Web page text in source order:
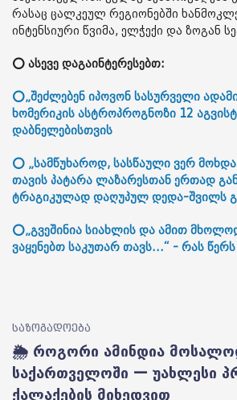
რასაც ცალკეულ რეგიონებში
ინტენსიური წვიმა, ელჭექი და ზოგან
⭕ ასევე დაგაინტერესებთ:
⭕„შეძლებენ იპოვონ სასურველი
ხომერიკის ასტროპროგნოზი 12
დაბნელებისთვის
⭕ „სამწუხაროდ, სასწაული ვერ
თავის პატარა ლაზარესთან ერთად
ტრაგიკულად დაღუპულ დედა-შვილს
⭕„გვეშინია სიახლის და ამით
ვაყენებთ საკუთარ თავს...“ - რას
საზოგადოება
🌦️ როგორი ამინდია
საქართველოში — უახლესი
ქალაქების მიხედვით